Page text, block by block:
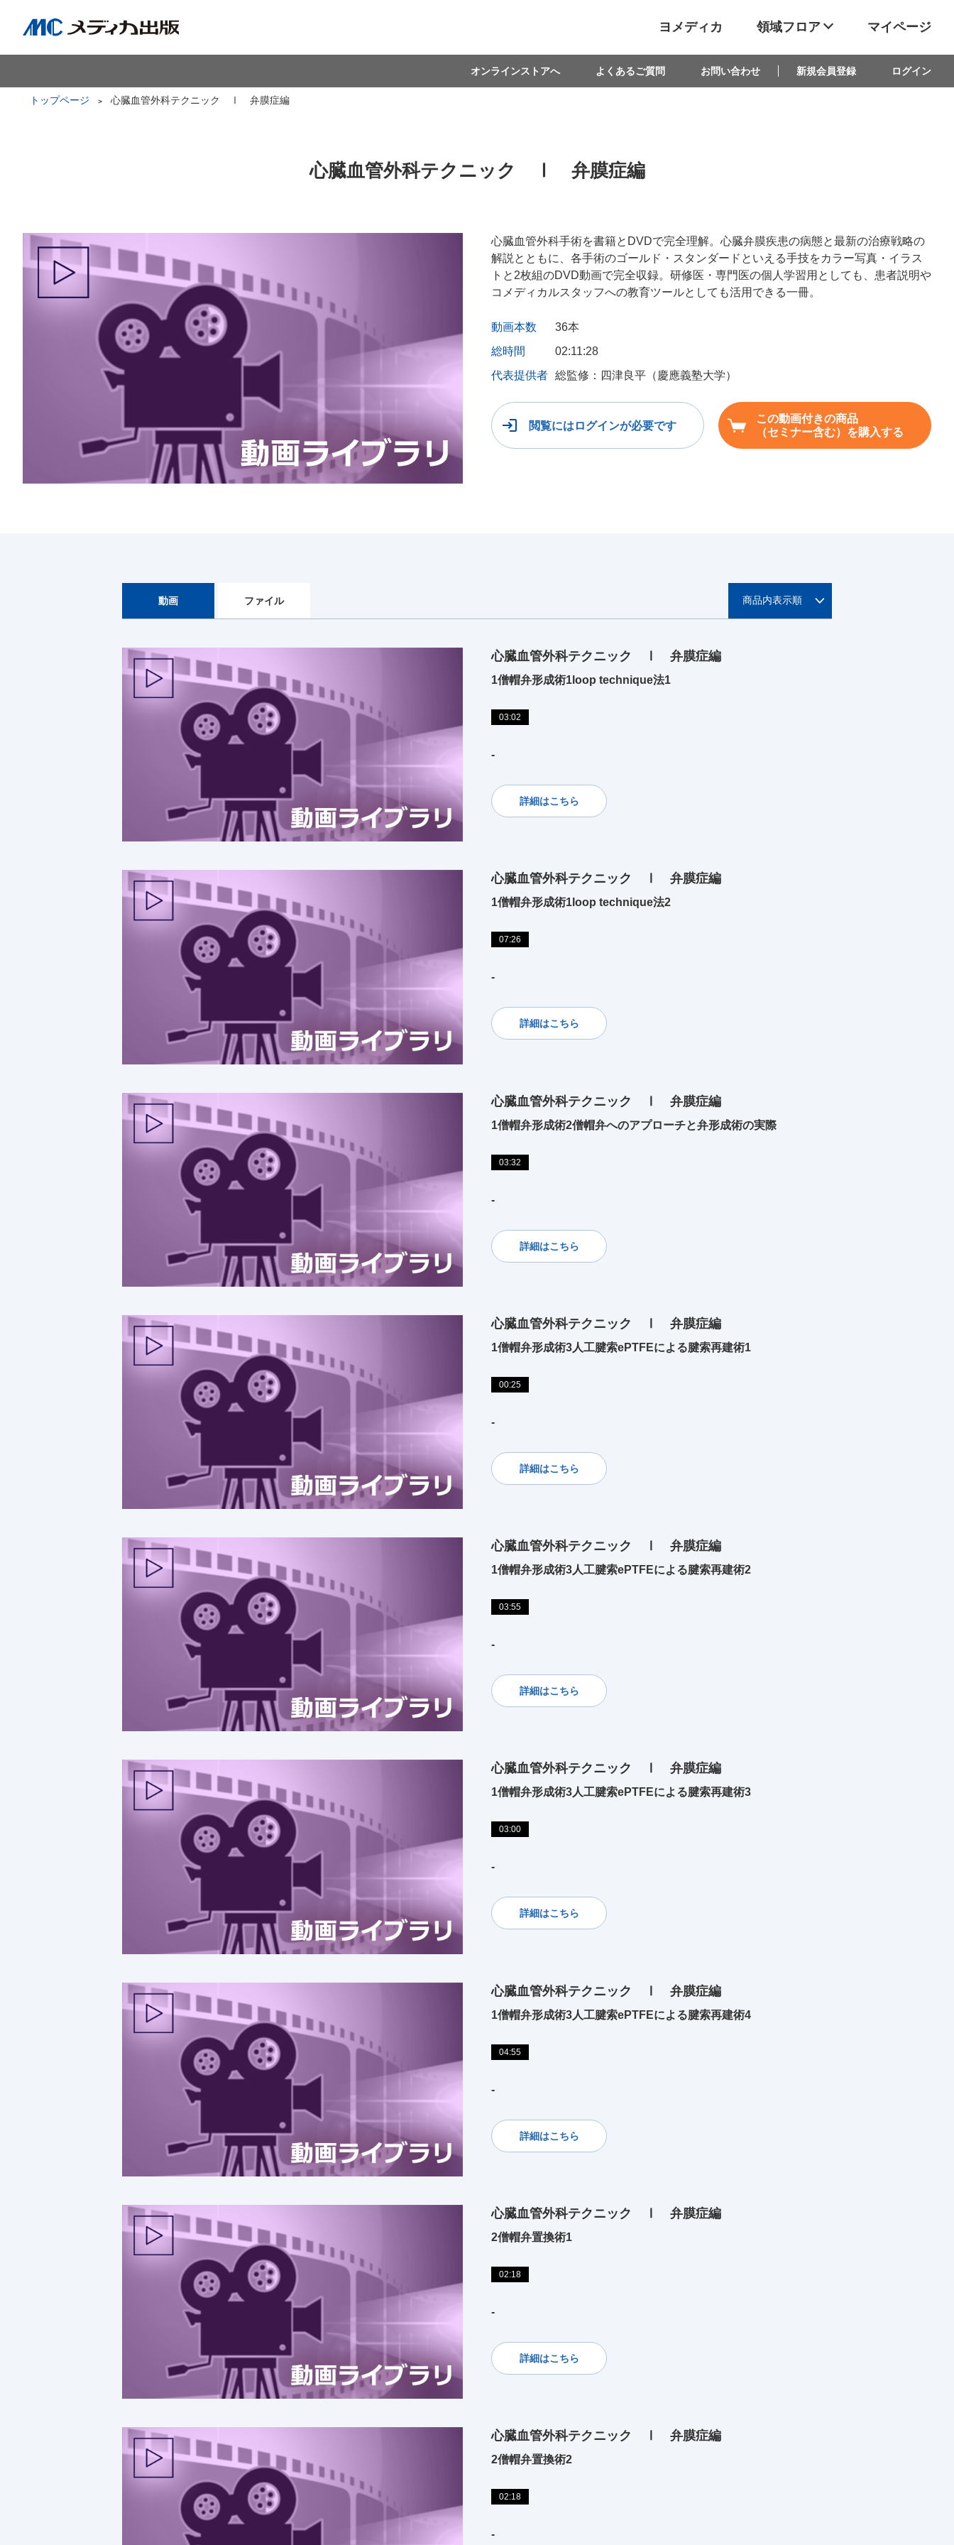
ヨメディカ 領域フロア マイページ
オンラインストアへ よくあるご質問 お問い合わせ 新規会員登録 ログイン
トップページ 心臓血管外科テクニック Ⅰ 弁膜症編
心臓血管外科テクニック Ⅰ 弁膜症編
心臓血管外科手術を書籍とDVDで完全理解。心臓弁膜疾患の病態と最新の治療戦略の
解説とともに、各手術のゴールド・スタンダードといえる手技をカラー写真・イラス
トと2枚組のDVD動画で完全収録。研修医・専門医の個人学習用としても、患者説明や
コメディカルスタッフへの教育ツールとしても活用できる一冊。
動画本数
36本
総時間
02:11:28
代表提供者 総監修：四津良平（慶應義塾大学）
閲覧にはログインが必要です
この動画付きの商品
（セミナー含む）を購入する
動画 ファイル
心臓血管外科テクニック Ⅰ 弁膜症編
1僧帽弁形成術1loop technique法1
03:02
-
詳細はこちら
心臓血管外科テクニック Ⅰ 弁膜症編
1僧帽弁形成術1loop technique法2
07:26
-
詳細はこちら
心臓血管外科テクニック Ⅰ 弁膜症編
1僧帽弁形成術2僧帽弁へのアプローチと弁形成術の実際
03:32
-
詳細はこちら
心臓血管外科テクニック Ⅰ 弁膜症編
1僧帽弁形成術3人工腱索ePTFEによる腱索再建術1
00:25
-
詳細はこちら
心臓血管外科テクニック Ⅰ 弁膜症編
1僧帽弁形成術3人工腱索ePTFEによる腱索再建術2
03:55
-
詳細はこちら
心臓血管外科テクニック Ⅰ 弁膜症編
1僧帽弁形成術3人工腱索ePTFEによる腱索再建術3
03:00
-
詳細はこちら
心臓血管外科テクニック Ⅰ 弁膜症編
1僧帽弁形成術3人工腱索ePTFEによる腱索再建術4
04:55
-
詳細はこちら
心臓血管外科テクニック Ⅰ 弁膜症編
2僧帽弁置換術1
02:18
-
詳細はこちら
心臓血管外科テクニック Ⅰ 弁膜症編
2僧帽弁置換術2
02:18
-